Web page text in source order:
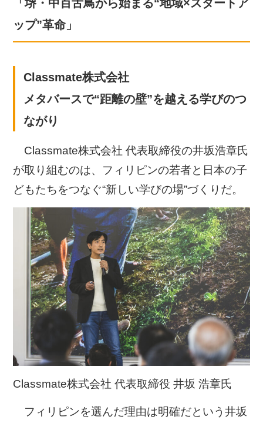
「堺・中百舌鳥から始まる“地域×スタートア
ップ”革命」
Classmate株式会社
メタバースで“距離の壁”を越える学びのつ
ながり
Classmate株式会社 代表取締役の井坂浩章氏
が取り組むのは、フィリピンの若者と日本の子
どもたちをつなぐ“新しい学びの場”づくりだ。
Classmate株式会社 代表取締役 井坂 浩章氏
フィリピンを選んだ理由は明確だという井坂